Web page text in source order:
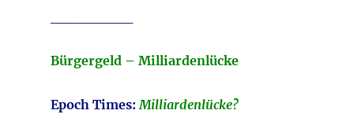
Bürgergeld – Milliardenlücke
Epoch Times: Milliardenlücke?